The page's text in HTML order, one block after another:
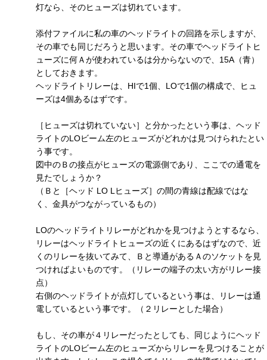
灯なら、そのヒューズは切れています。
添付ファイルに私の車のヘッドライトの回路を示しますが、
その車でも同じだろうと思います。その車でヘッドライトヒ
ューズに何Ａが使われているは分からないので、15A（青）
としておきます。
ヘッドライトリレーは、HIで1個、LOで1個の構成で、ヒュ
ーズは4個あるはずです。
［ヒューズは切れていない］と分かったという事は、ヘッド
ライトのLOビーム左のヒューズがどれかは見つけられたとい
う事です。
図中のＢの接点がヒューズの電源側であり、ここでの通電を
見たでしょうか？
（Ｂと［ヘッド LO Lヒューズ］の間の青線は配線ではな
く、金具がつながっているもの）
LOのヘッドライトリレーがどれかを見つけようとするなら、
リレーはヘッドライトヒューズの近くにあるはずなので、近
くのリレーを抜いてみて、Ｂと導通があるＡのソケットを見
つければよいものです。（リレーの端子の太い方がリレー接
点）
右側のヘッドライトが点灯しているという事は、リレーは通
電しているという事です。（２リレーとした場合）
もし、その車が４リレーだったとしても、同じようにヘッド
ライトのLOビーム左のヒューズからリレーを見つけることが